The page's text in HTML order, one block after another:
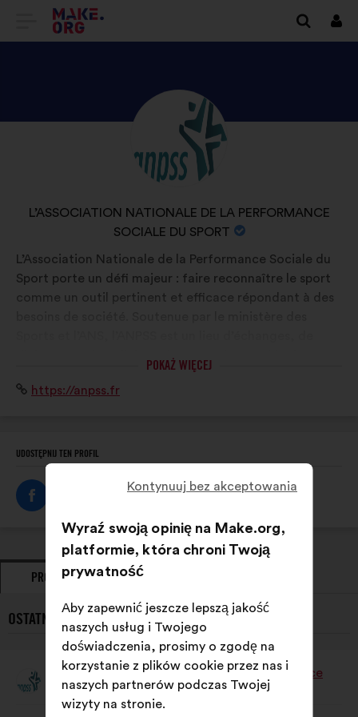
IDŹ
GŁÓWNEJ
MAKE.ORG
się
ODKRYJ
PROFIL
L’ASSOCIATION
DE
PERFORMANCE
SOCIALE
NAZWA
ORGANIZACJI:
L’ASSOCIATION NATIONALE DE LA PERFORMANCE
SOCIALE DU SPORT
Życiorys:
L’Association Nationale de la Performance Sociale du
Sport porte un défi majeur : faire reconnaître le sport
comme un outil pertinent et efficace répondant à des
dialogue et de collaboration entre l’ensemble des
acteurs : associations, fédérations, collectivités
territoriales, entreprises, personnalités qualifiées.
POKAŻ WIĘCEJ
Strona
https://anpss.fr
UDOSTĘPNIJ TEN PROFIL
PROPOZYCJE ZAJĘTE STANOWISKA
OSTATNIE PROPOZYCJE {NAME}}:
Propozycja:
L’Association Nationale De La Performance
Sociale Du Sport
Kontynuuj bez akceptowania
Wyraź swoją opinię na Make.org,
platformie, która chroni Twoją
prywatność
Aby zapewnić jeszcze lepszą jakość
naszych usług i Twojego
doświadczenia, prosimy o zgodę na
korzystanie z plików cookie przez nas i
naszych partnerów podczas Twojej
wizyty na stronie.